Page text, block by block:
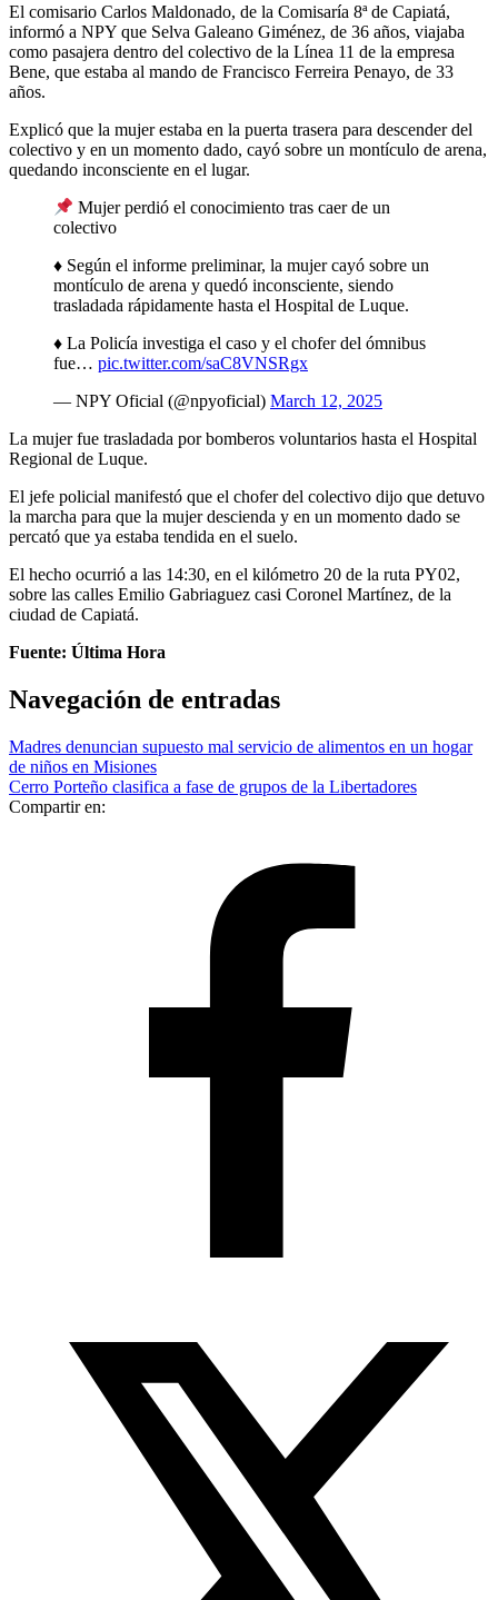
El comisario Carlos Maldonado, de la Comisaría 8ª de Capiatá,
informó a NPY que Selva Galeano Giménez, de 36 años, viajaba
como pasajera dentro del colectivo de la Línea 11 de la empresa
Bene, que estaba al mando de Francisco Ferreira Penayo, de 33
años.
Explicó que la mujer estaba en la puerta trasera para descender del
colectivo y en un momento dado, cayó sobre un montículo de arena,
quedando inconsciente en el lugar.
Mujer perdió el conocimiento tras caer de un
colectivo
♦️ Según el informe preliminar, la mujer cayó sobre un
montículo de arena y quedó inconsciente, siendo
trasladada rápidamente hasta el Hospital de Luque.
♦️ La Policía investiga el caso y el chofer del ómnibus
fue… pic.twitter.com/saC8VNSRgx
— NPY Oficial (@npyoficial) March 12, 2025
La mujer fue trasladada por bomberos voluntarios hasta el Hospital
Regional de Luque.
El jefe policial manifestó que el chofer del colectivo dijo que detuvo
la marcha para que la mujer descienda y en un momento dado se
percató que ya estaba tendida en el suelo.
El hecho ocurrió a las 14:30, en el kilómetro 20 de la ruta PY02,
sobre las calles Emilio Gabriaguez casi Coronel Martínez, de la
ciudad de Capiatá.
Fuente: Última Hora
Navegación de entradas
Madres denuncian supuesto mal servicio de alimentos en un hogar
de niños en Misiones
Cerro Porteño clasifica a fase de grupos de la Libertadores
Compartir en: